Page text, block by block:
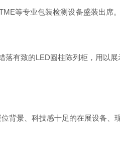
等专业包装检测设备盛装出席
有致的LED圆柱陈列柜，用以展
背景、科技感十足的在展设备、